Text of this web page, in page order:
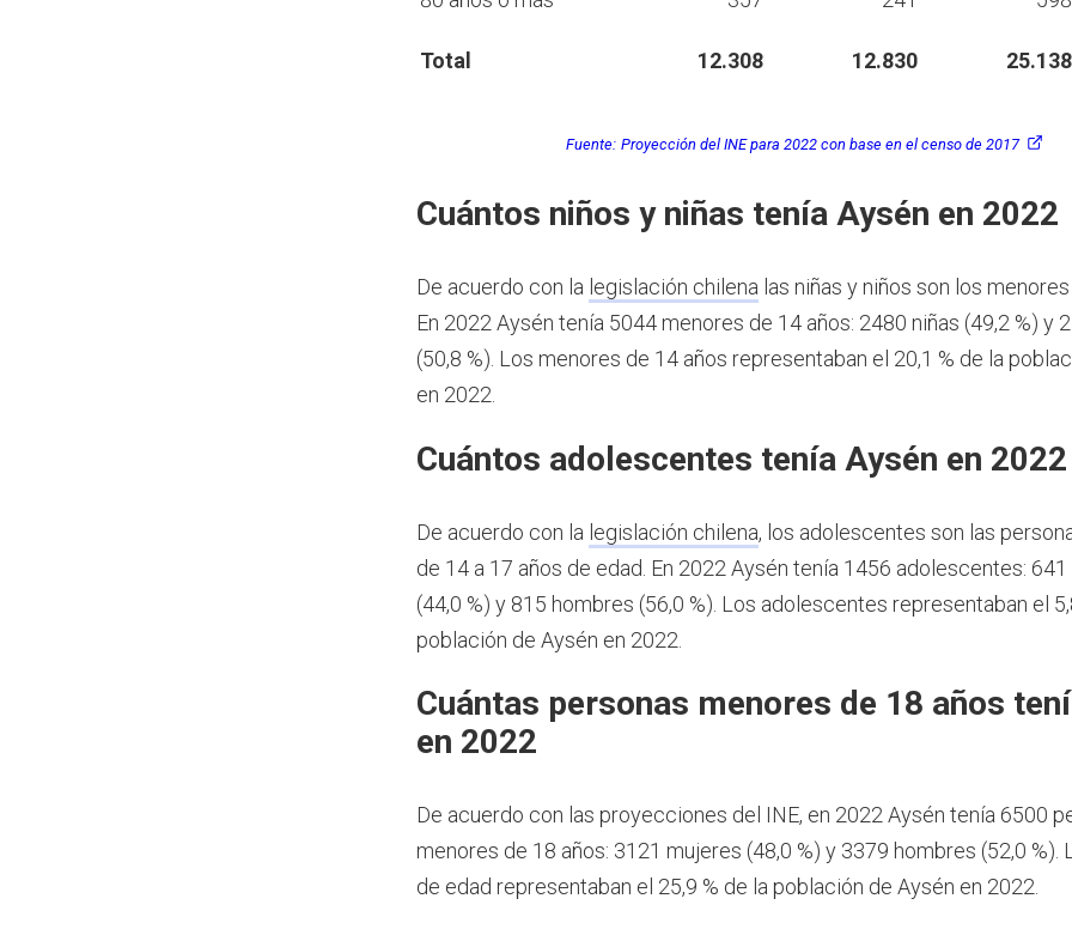
Total 12.308 12.830 25.138
Fuente: Proyección del INE para 2022 con base en el censo de 2017
Cuántos niños y niñas tenía Aysén en 2022
De acuerdo con la legislación chilena las niñas y niños son los
En 2022 Aysén tenía 5044 menores de 14 años: 2480 niñas (49,2 %) y
(50,8 %). Los menores de 14 años representaban el 20,1 % de la
en 2022.
Cuántos adolescentes tenía Aysén en 2022
De acuerdo con la legislación chilena, los adolescentes son las
de 14 a 17 años de edad. En 2022 Aysén tenía 1456 adolescentes:
(44,0 %) y 815 hombres (56,0 %). Los adolescentes representaban el
población de Aysén en 2022.
Cuántas personas menores de 18 años
en 2022
De acuerdo con las proyecciones del INE, en 2022 Aysén tenía 6500
menores de 18 años: 3121 mujeres (48,0 %) y 3379 hombres (52,0 %).
de edad representaban el 25,9 % de la población de Aysén en 2022.